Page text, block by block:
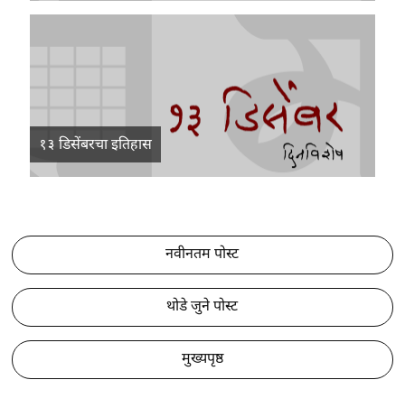
१३ डिसेंबरचा इतिहास
नवीनतम पोस्ट
थोडे जुने पोस्ट
मुख्यपृष्ठ